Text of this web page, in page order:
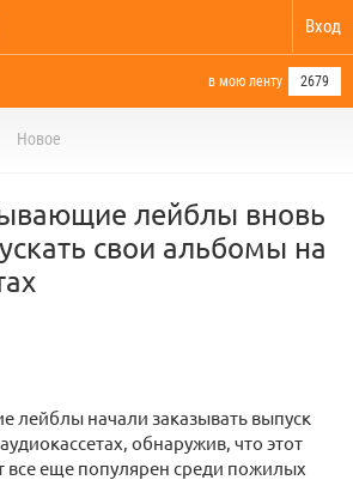
Вход
в мою ленту 2679
Новое
лейблы вновь
свои альбомы на
лейблы начали заказывать выпуск
обнаружив, что этот
все еще популярен среди пожилых